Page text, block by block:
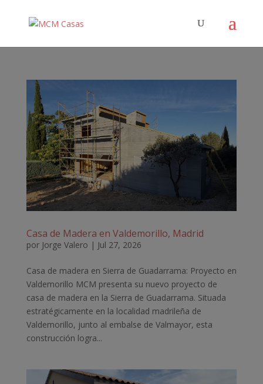
Casa de Madera en Valdemorillo, Madrid
por Jorge Valero | Jul 27, 2026
Casa de madera en Sierra de Guadarrama: Proyecto en
Valdemorillo MCM presenta su nuevo proyecto de
casa de madera en la Sierra de Guadarrama. Situada
estratégicamente en la localidad madrileña de
Valdemorillo, junto al embalse de Valmayor, esta
construcción logra...